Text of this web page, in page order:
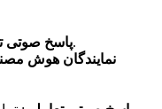
پاسخ صوتی: محدود به فشار کلید.
نمایندگان هوش